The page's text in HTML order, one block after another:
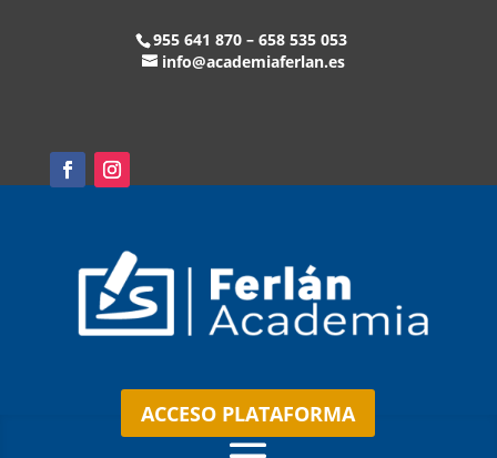
955 641 870 – 658 535 053
info@academiaferlan.es
ACCESO PLATAFORMA